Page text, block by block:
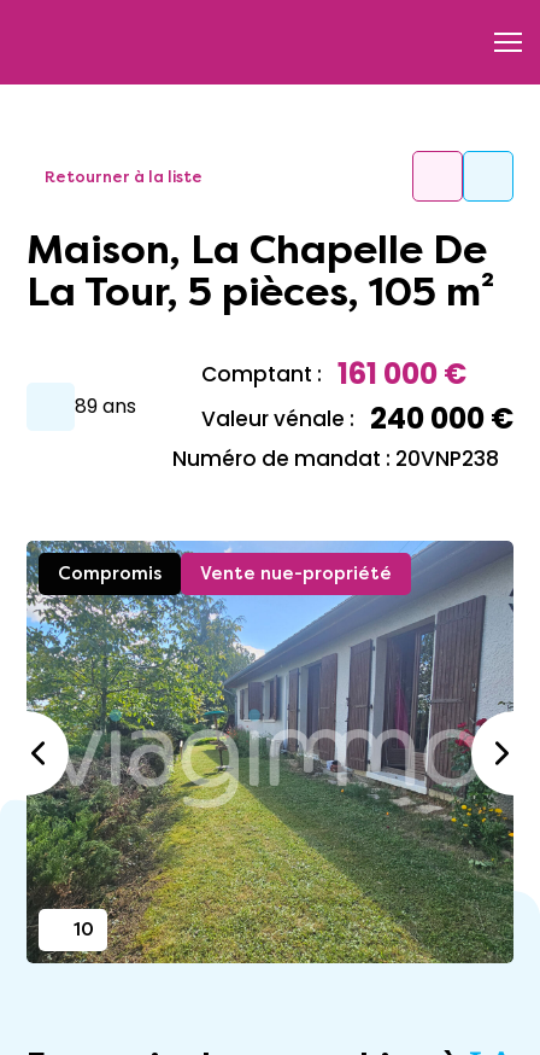
Retourner à la liste
Maison, La Chapelle De
La Tour, 5 pièces, 105 m²
89 ans
Comptant : 161 000 €
Valeur vénale : 240 000 €
Numéro de mandat : 20VNP238
Compromis Vente nue-propriété
10